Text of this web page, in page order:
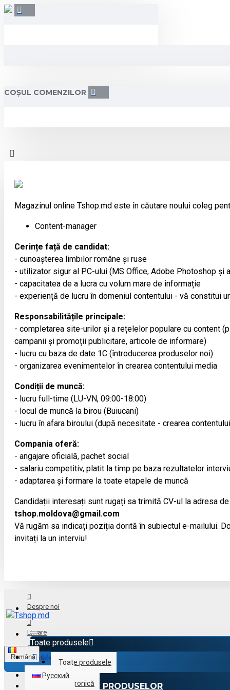
COȘUL COMENZILOR
Magazinul online Tshop.md este în căutare noului coleg
Content-manager
Cerințe față de candidat:
- cunoașterea limbilor române și ruse
- utilizator sigur al PC-ului (MS Office, Adobe Photoshop și
- capacitatea de a lucra cu volum mare de informație
- experiență de lucru în domeniul contentului - vă constitui
Responsabilitățile principale:
- completarea site-urilor și a rețelelor populare cu content
campanii și promoții publicitare, articole de informare)
- lucru cu baza de date 1С (întroducerea produselor noi)
- organizarea evenimentelor în crearea contentului media
Condiții de muncă:
- lucru full-time (LU-VN, 09:00-18:00)
- locul de muncă la birou (Buiucani)
- lucru în afara biroului (după necesitate - crearea
Compania oferă:
- angajare oficială, pachet social
- salariu competitiv, platit la timp pe baza rezultatelor
- adaptarea și formare la toate etapele de muncă
Candidații interesați sunt rugați sa trimită CV-ul la adresa
tshop.moldova@gmail.com
Vă rugăm sa indicați poziția dorită în subiectul e-mailului.
invitați la un interviu!
Despre noi
Livrare
Achitare
Toate produsele
Toate produsele
Electronică
Română
Русский
Menu
CATALOGUL PRODUSELOR